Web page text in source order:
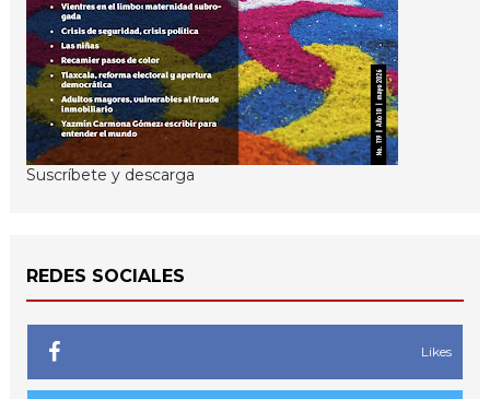
Suscríbete y descarga
REDES SOCIALES
Likes